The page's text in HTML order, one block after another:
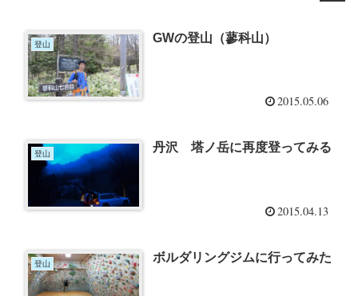
登山 GWの登山（蓼科山）
2015.05.06
登山 丹沢 塔ノ岳に再度登ってみる
2015.04.13
登山 ボルダリングジムに行ってみた